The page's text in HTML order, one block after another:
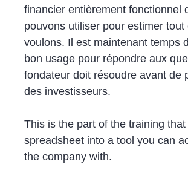
financier entièrement fonctionnel
pouvons utiliser pour estimer tout
voulons. Il est maintenant temps
bon usage pour répondre aux
fondateur doit résoudre avant de
des investisseurs.
This is the part of the training
spreadsheet into a tool you can
the company with.